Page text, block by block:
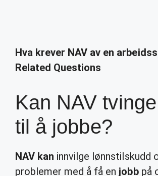
Hva krever NAV av en
Related Questions
Kan NAV
til å jobbe?
NAV kan innvilge lønnstilskudd
problemer med å få en jobbpå